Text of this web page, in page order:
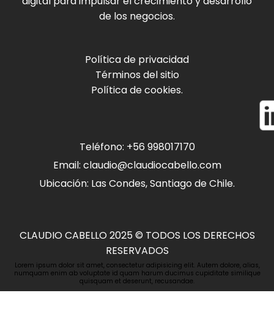
de los negocios.
Política de privacidad
Términos del sitio
Política de cookies.
Teléfono: +56 998017170
Email: claudio@claudiocabello.com
Ubicación: Las Condes, Santiago de Chile.
CLAUDIO CABELLO 2025 © TODOS LOS DERECHOS
RESERVADOS
Lorem ipsum dolor sit amet, consectetur adipisicing elit. Autem dolore, alias,
numquam enim ab voluptate id quam harum ducimus cupiditate similique
quisquam et deserunt, recusandae.